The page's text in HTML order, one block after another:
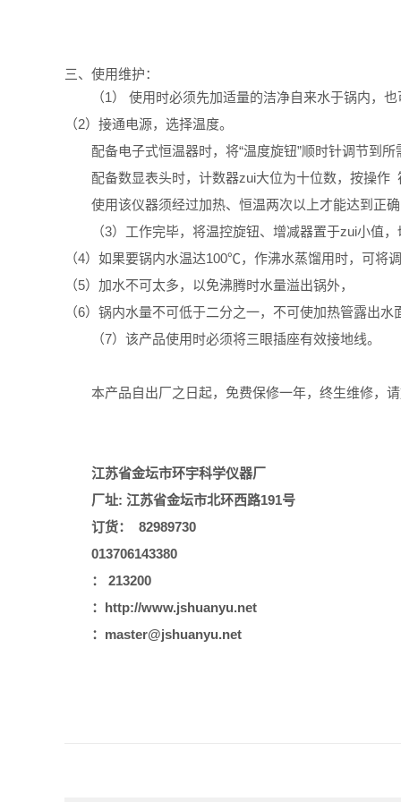
三、使用维护：
（1） 使用时必须先加适量的洁净自来水于锅内，
（2）接通电源，选择温度。
配备电子式恒温器时，将“温度旋钮”顺时针调节到
配备数显表头时，计数器zui大位为十位数，按操作
使用该仪器须经过加热、恒温两次以上才能达到正
（3）工作完毕，将温控旋钮、增减器置于zui小值，
（4）如果要锅内水温达100℃，作沸水蒸馏用时，可将
（5）加水不可太多，以免沸腾时水量溢出锅外，
（6）锅内水量不可低于二分之一，不可使加热管露出水
（7）该产品使用时必须将三眼插座有效接地线。
本产品自出厂之日起，免费保修一年，终生维修，请
江苏省金坛市环宇科学仪器厂
厂址: 江苏省金坛市北环西路191号
订货： 82989730
013706143380
： 213200
：http://www.jshuanyu.net
：master@jshuanyu.net